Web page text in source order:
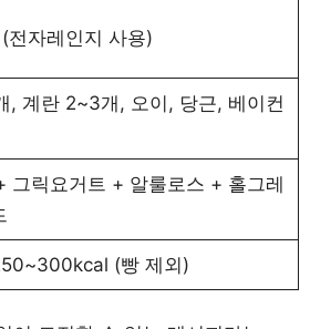
전자레인지 사용)
, 계란 2~3개, 오이, 당근, 베이컨
그릭요거트 + 알룰로스 + 홀그레
(빵 제외)